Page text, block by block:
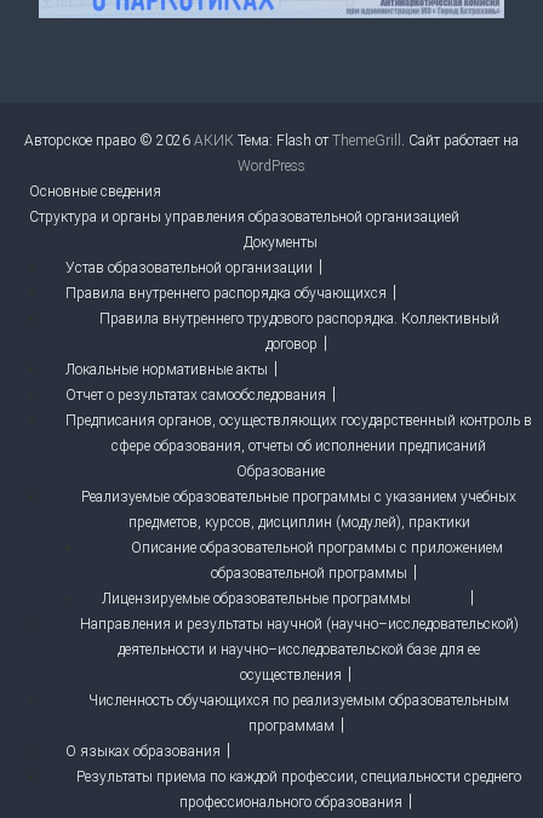
Авторское право © 2026 АКИК Тема: Flash отThemeGrill
. Сайт работает на
WordPress
Основные сведения
Структура и органы управления образовательной организацией
Документы
Устав образовательной организации
Правила внутреннего распорядка обучающихся
Правила внутреннего трудового распорядка. Коллективный
договор
Локальные нормативные акты
Отчет о результатах самообследования
Предписания органов, осуществляющих государственный контроль в
сфере образования, отчеты об исполнении предписаний
Образование
Реализуемые образовательные программы с указанием учебных
предметов, курсов, дисциплин (модулей), практики
Описание образовательной программы с приложением
образовательной программы
Лицензируемые образовательные программы
Направления и результаты научной (научно–исследовательской)
деятельности и научно–исследовательской базе для ее
осуществления
Численность обучающихся по реализуемым образовательным
программам
О языках образования
Результаты приема по каждой профессии, специальности среднего
профессионального образования